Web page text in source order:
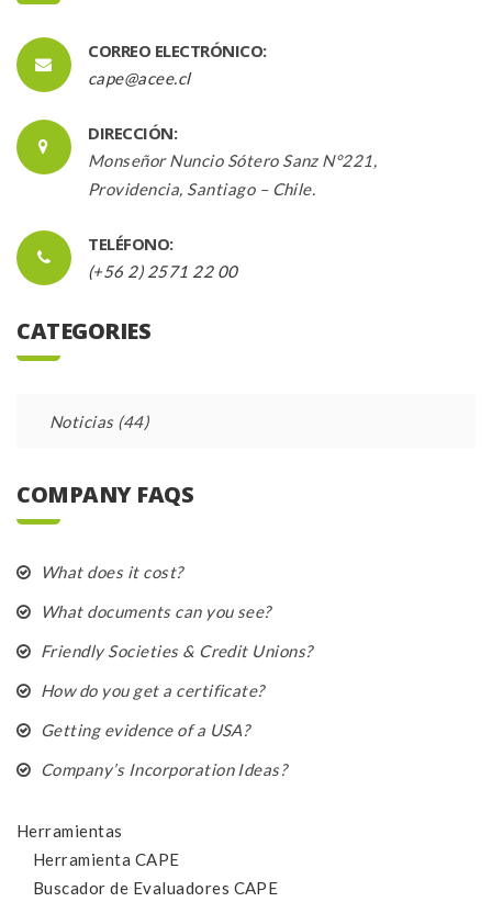
CORREO ELECTRÓNICO:
cape@acee.cl
DIRECCIÓN:
Monseñor Nuncio Sótero Sanz N°221,
Providencia, Santiago – Chile.
TELÉFONO:
(+56 2) 2571 22 00
CATEGORIES
Noticias(44)
COMPANY FAQS
What does it cost?
What documents can you see?
Friendly Societies & Credit Unions?
How do you get a certificate?
Getting evidence of a USA?
Company’s Incorporation Ideas?
Herramientas
Herramienta CAPE
Buscador de Evaluadores CAPE